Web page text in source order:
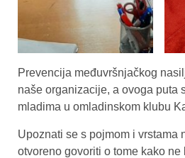
Prevencija međuvršnjačkog
naše organizacije, a ovoga puta
mladima u omladinskom klubu
Upoznati se s pojmom i vrstama
otvoreno govoriti o tome kako ne